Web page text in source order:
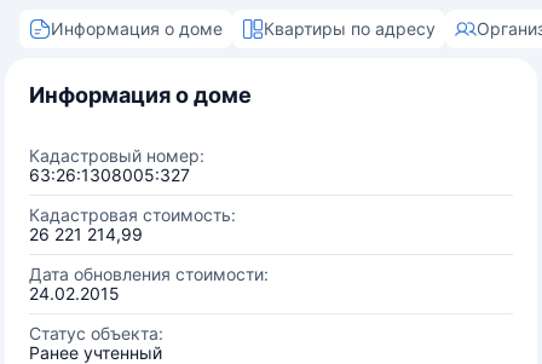
Информация о доме Квартиры по адресу
Информация о доме
Кадастровый номер:
63:26:1308005:327
Кадастровая стоимость:
26 221 214,99
Дата обновления стоимости:
24.02.2015
Статус объекта:
Ранее учтенный